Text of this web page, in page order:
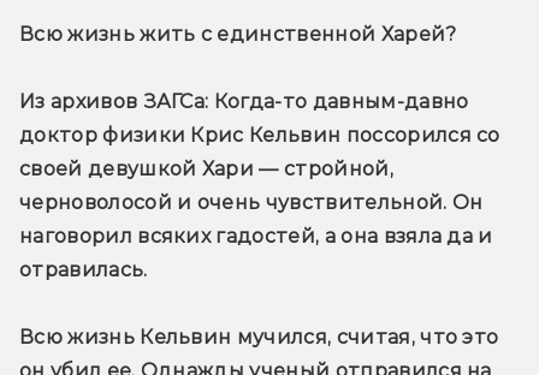
Всю жизнь жить с единственной Харей?
Из архивов ЗАГСа: Когда-то давным-давно
доктор физики Крис Кельвин поссорился со
своей девушкой Хари — стройной,
черноволосой и очень чувствительной. Он
наговорил всяких гадостей, а она взяла да и
отравилась.
Всю жизнь Кельвин мучился, считая, что это
он убил ее. Однажды ученый отправился на